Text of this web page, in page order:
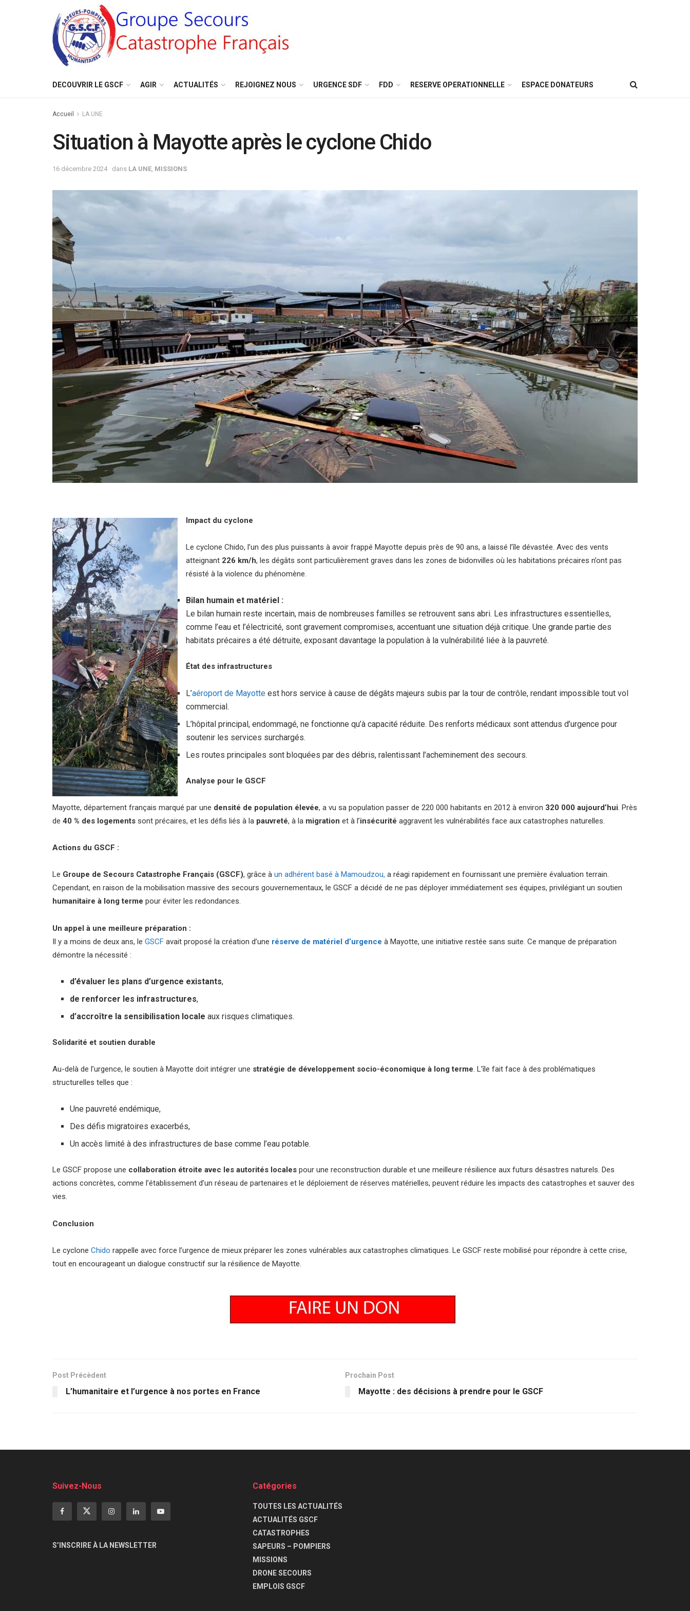
DECOUVRIR LE GSCF AGIR ACTUALITÉS REJOIGNEZ NOUS URGENCE SDF FDD RESERVE OPERATIONNELLE ESPACE DONATEURS
Accueil LA UNE
Situation à Mayotte après le cyclone Chido
16 décembre 2024 dans LA UNE MISSIONS
Impact du cyclone
Le cyclone Chido, l’un des plus puissants à avoir frappé Mayotte depuis près de 90 ans, a laissé l’île dévastée. Avec des vents
atteignant 226 km/h, les dégâts sont particulièrement graves dans les zones de bidonvilles où les habitations précaires n’ont pas
résisté à la violence du phénomène.
Bilan humain et matériel :
Le bilan humain reste incertain, mais de nombreuses familles se retrouvent sans abri. Les infrastructures essentielles,
comme l’eau et l’électricité, sont gravement compromises, accentuant une situation déjà critique. Une grande partie des
habitats précaires a été détruite, exposant davantage la population à la vulnérabilité liée à la pauvreté.
État des infrastructures
L’aéroport de Mayotte est hors service à cause de dégâts majeurs subis par la tour de contrôle, rendant impossible tout vol
commercial.
L’hôpital principal, endommagé, ne fonctionne qu’à capacité réduite. Des renforts médicaux sont attendus d’urgence pour
soutenir les services surchargés.
Les routes principales sont bloquées par des débris, ralentissant l’acheminement des secours.
Analyse pour le GSCF
Mayotte, département français marqué par une densité de population élevée, a vu sa population passer de 220 000 habitants en 2012 à environ 320 000 aujourd’hui. Près
de 40 % des logements sont précaires, et les défis liés à la pauvreté, à la migration et à l’insécurité aggravent les vulnérabilités face aux catastrophes naturelles.
Actions du GSCF :
Le Groupe de Secours Catastrophe Français (GSCF), grâce à un adhérent basé à Mamoudzou, a réagi rapidement en fournissant une première évaluation terrain.
Cependant, en raison de la mobilisation massive des secours gouvernementaux, le GSCF a décidé de ne pas déployer immédiatement ses équipes, privilégiant un soutien
humanitaire à long terme pour éviter les redondances.
Un appel à une meilleure préparation :
Il y a moins de deux ans, le GSCF avait proposé la création d’une réserve de matériel d’urgence à Mayotte, une initiative restée sans suite. Ce manque de préparation
démontre la nécessité :
d’évaluer les plans d’urgence existants,
de renforcer les infrastructures,
d’accroître la sensibilisation locale aux risques climatiques.
Solidarité et soutien durable
Au-delà de l’urgence, le soutien à Mayotte doit intégrer une stratégie de développement socio-économique à long terme. L’île fait face à des problématiques
structurelles telles que :
Une pauvreté endémique,
Des défis migratoires exacerbés,
Un accès limité à des infrastructures de base comme l’eau potable.
Le GSCF propose une collaboration étroite avec les autorités locales pour une reconstruction durable et une meilleure résilience aux futurs désastres naturels. Des
actions concrètes, comme l’établissement d’un réseau de partenaires et le déploiement de réserves matérielles, peuvent réduire les impacts des catastrophes et sauver des
vies.
Conclusion
Le cyclone Chido rappelle avec force l’urgence de mieux préparer les zones vulnérables aux catastrophes climatiques. Le GSCF reste mobilisé pour répondre à cette crise,
tout en encourageant un dialogue constructif sur la résilience de Mayotte.
Post Précèdent
L’humanitaire et l’urgence à nos portes en France
Prochain Post
Mayotte : des décisions à prendre pour le GSCF
Suivez-Nous
S’INSCRIRE À LA NEWSLETTER
Catégories
TOUTES LES ACTUALITÉS
ACTUALITÉS GSCF
CATASTROPHES
SAPEURS – POMPIERS
MISSIONS
DRONE SECOURS
EMPLOIS GSCF